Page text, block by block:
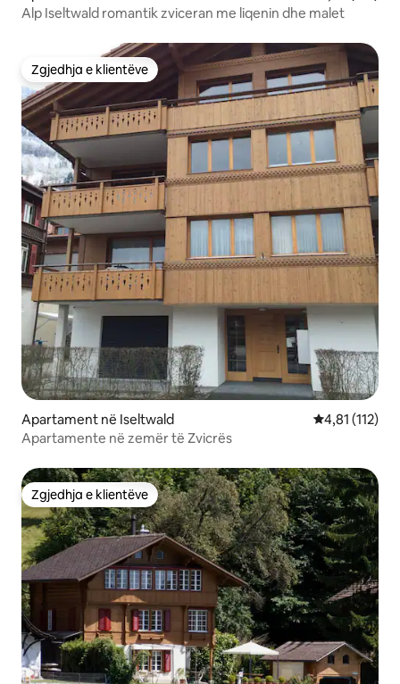
Alp Iseltwald romantik zviceran me liqenin dhe malet
Zgjedhja e klientëve
Zgjedhja e klientëve
Apartament në Iseltwald Vlerësimi
4,81 (112)
Apartamente në zemër të Zvicrës
Zgjedhja e klientëve
Zgjedhja e klientëve